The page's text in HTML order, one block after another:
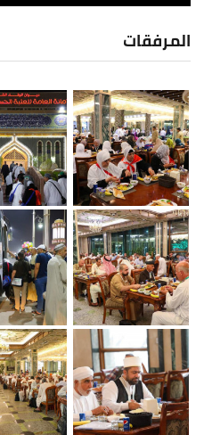
المرفقات